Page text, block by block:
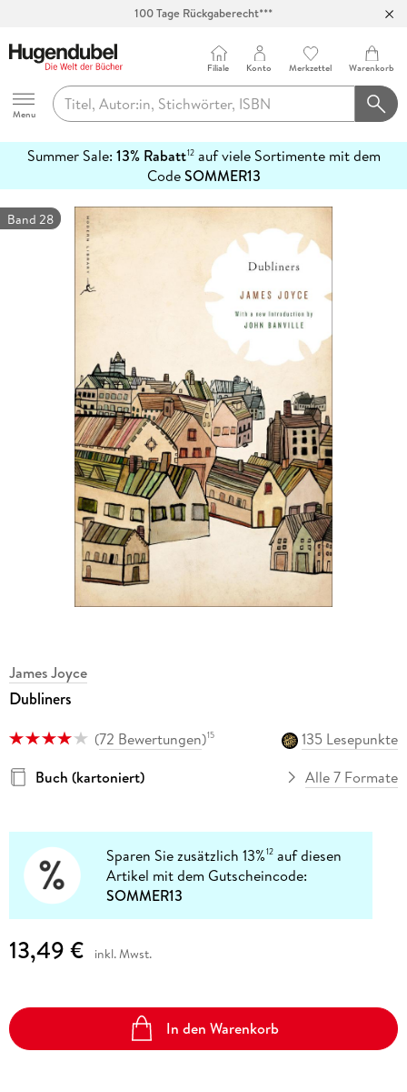
Abholung in über 100 Filialen
Hugendubel
Menu
Filiale Konto Merkzettel Warenkorb
Summer Sale: 13% Rabatt12auf viele Sortimente mit dem
CodeSOMMER13
erfahren
Band 28
James Joyce
Dubliners
(72 Bewertungen)15
135 Lesepunkte
Buch (kartoniert)
Alle 7 Formate
Sparen Sie zusätzlich 13%12 auf diesen
Artikel mit dem Gutscheincode:
SOMMER13
13,49 € inkl. Mwst.
In den Warenkorb